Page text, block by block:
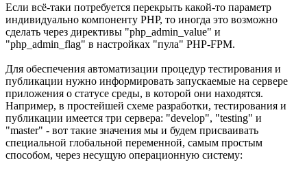
Если всё-таки потребуется перекрыть какой-то параметр
индивидуально компоненту PHP, то иногда это возможно
сделать через директивы "php_admin_value" и
"php_admin_flag" в настройках "пула" PHP-FPM.
Для обеспечения автоматизации процедур тестирования и
публикации нужно информировать запускаемые на сервере
приложения о статусе среды, в которой они находятся.
Например, в простейшей схеме разработки, тестирования и
публикации имеется три сервера: "develop", "testing" и
"master" - вот такие значения мы и будем присваивать
специальной глобальной переменной, самым простым
способом, через несущую операционную систему: